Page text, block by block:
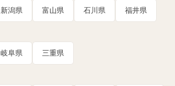
新潟県 富山県 石川県 福井県
岐阜県 三重県